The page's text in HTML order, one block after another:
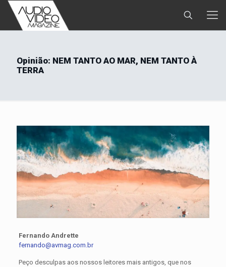
Opinião: NEM TANTO AO MAR, NEM TANTO À
TERRA
Fernando Andrette
fernando@avmag.com.br
Peço desculpas aos nossos leitores mais antigos, que nos